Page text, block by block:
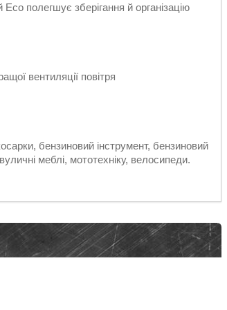
полегшує зберігання й організацію
вентиляції повітря
бензиновий інструмент, бензиновий
меблі, мототехніку, велосипеди.